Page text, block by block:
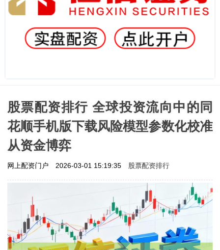
股票配资排行 全球投资流向中的同
花顺手机版下载风险模型参数化校准
从资金博弈
网上配资门户 2026-03-01 15:19:35 股票配资排行